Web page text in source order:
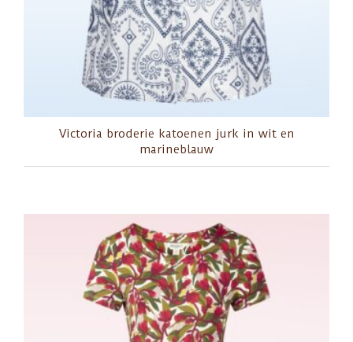
Victoria broderie katoenen jurk in wit en
marineblauw